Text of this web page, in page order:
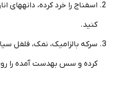
اسفناج را خرد کرده، دانه­های
کنید.
سرکه بالزامیک، نمک، فلفل
کرده و سس به­دست آمده را